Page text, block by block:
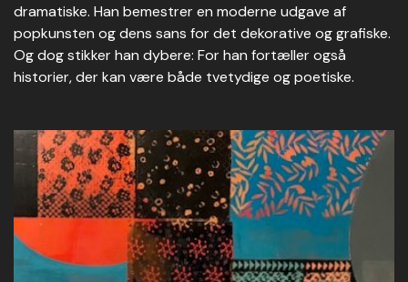
dramatiske. Han bemestrer en moderne udgave af
popkunsten og dens sans for det dekorative og grafiske.
Og dog stikker han dybere: For han fortæller også
historier, der kan være både tvetydige og poetiske.